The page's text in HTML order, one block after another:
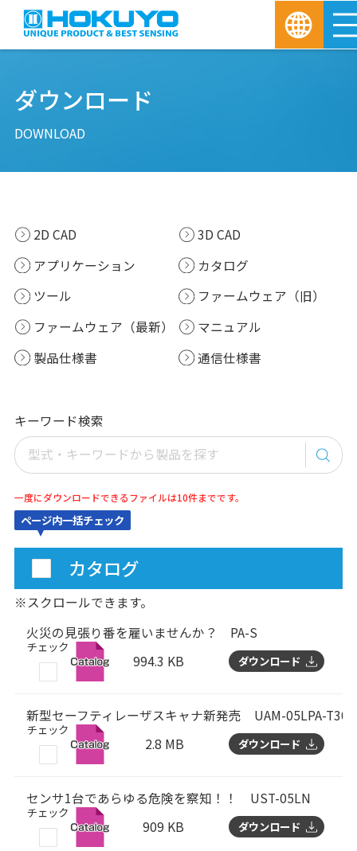
ダウンロード
DOWNLOAD
2D CAD
3D CAD
アプリケーション
カタログ
ツール
ファームウェア（旧）
ファームウェア（最新）
マニュアル
製品仕様書
通信仕様書
キーワード検索
一度にダウンロードできるファイルは10件までです。
ページ内一括チェック
カタログ
※スクロールできます。
チェック
火災の見張り番を雇いませんか？ PA-S
994.3 KB
ダウンロード
チェック
新型セーフティレーザスキャナ新発売 UAM-05LPA-T301
2.8 MB
ダウンロード
チェック
センサ1台であらゆる危険を察知！！ UST-05LN
909 KB
ダウンロード